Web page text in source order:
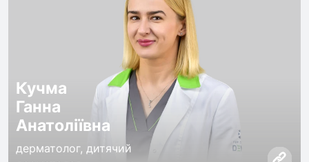
Кучма
Ганна
Анатоліївна
дерматолог, дитячий